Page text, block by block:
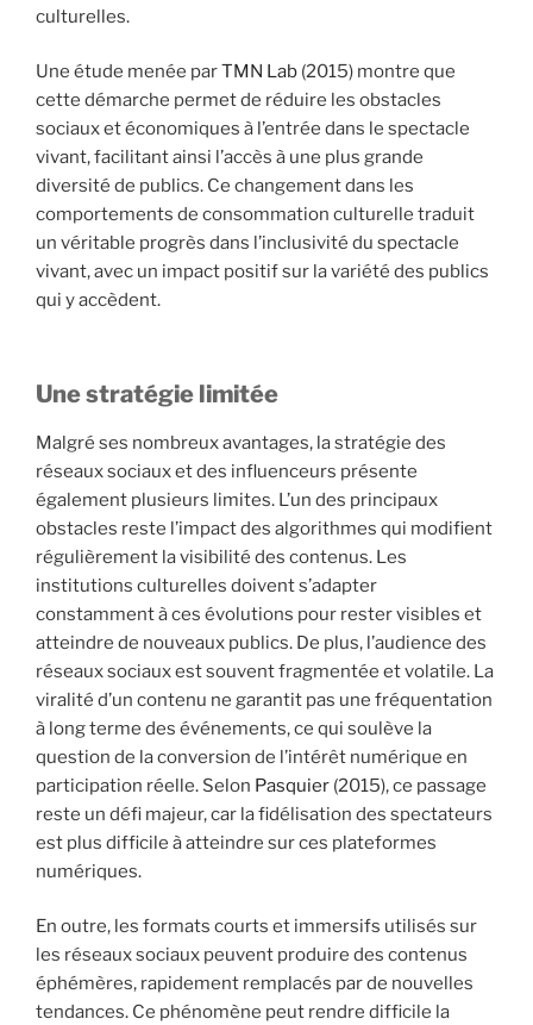
culturelles.
Une étude menée parTMN Lab (2015) montre que
cette démarche permet de réduire les obstacles
sociaux et économiques à l’entrée dans le spectacle
vivant, facilitant ainsi l’accès à une plus grande
diversité de publics. Ce changement dans les
comportements de consommation culturelle traduit
un véritable progrès dans l’inclusivité du spectacle
vivant, avec un impact positif sur la variété des publics
qui y accèdent.
Une stratégie limitée
Malgré ses nombreux avantages, la stratégie des
réseaux sociaux et des influenceurs présente
également plusieurs limites. L’un des principaux
obstacles reste l’impact des algorithmes qui modifient
régulièrement la visibilité des contenus. Les
institutions culturelles doivent s’adapter
constamment à ces évolutions pour rester visibles et
atteindre de nouveaux publics. De plus, l’audience des
réseaux sociaux est souvent fragmentée et volatile. La
viralité d’un contenu ne garantit pas une fréquentation
à long terme des événements, ce qui soulève la
question de la conversion de l’intérêt numérique en
participation réelle. Selon Pasquier (2015), ce passage
reste un défi majeur, car la fidélisation des spectateurs
est plus difficile à atteindre sur ces plateformes
numériques.
En outre, les formats courts et immersifs utilisés sur
les réseaux sociaux peuvent produire des contenus
éphémères, rapidement remplacés par de nouvelles
tendances. Ce phénomène peut rendre difficile la